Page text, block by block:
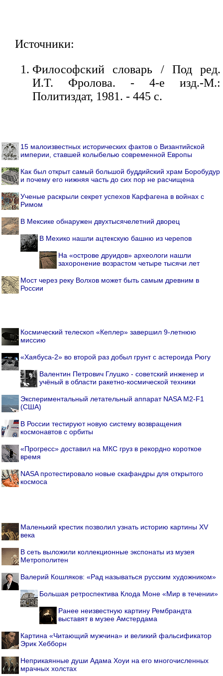
Источники:
Философский словарь / Под ред.
И.Т. Фролова. - 4-е изд.-М.:
Политиздат, 1981. - 445 с.
15 малоизвестных исторических фактов о Византийской
империи, ставшей колыбелью современной Европы
Как был открыт самый большой буддийский храм Боробудур
и почему его нижняя часть до сих пор не расчищена
Ученые раскрыли секрет успехов Карфагена в войнах с
Римом
В Мексике обнаружен двухтысячелетний дворец
В Мехико нашли ацтекскую башню из черепов
На «острове друидов» археологи нашли
захоронение возрастом четыре тысячи лет
Мост через реку Волхов может быть самым древним в
России
Космический телескоп «Кеплер» завершил 9-летнюю
миссию
«Хаябуса-2» во второй раз добыл грунт с астероида Рюгу
Валентин Петрович Глушко - советский инженер и
учёный в области ракетно-космической техники
Экспериментальный летательный аппарат NASA M2-F1
(США)
В России тестируют новую систему возвращения
космонавтов с орбиты
«Прогресс» доставил на МКС груз в рекордно короткое
время
NASA протестировало новые скафандры для открытого
космоса
Маленький крестик позволил узнать историю картины XV
века
В сеть выложили коллекционные экспонаты из музея
Метрополитен
Валерий Кошляков: «Рад называться русским художником»
Большая ретроспектива Клода Моне «Мир в течении»
Ранее неизвестную картину Рембрандта
выставят в музее Амстердама
Картина «Читающий мужчина» и великий фальсификатор
Эрик Хебборн
Неприкаянные души Адама Хоуи на его многочисленных
мрачных холстах